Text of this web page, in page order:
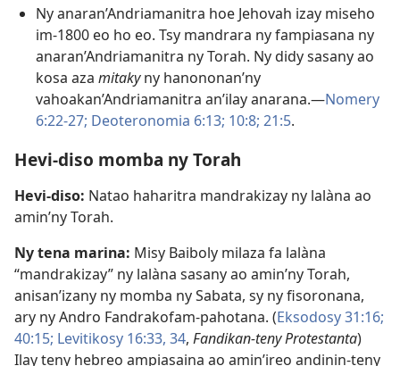
Ny anaran’Andriamanitra hoe Jehovah izay miseho
im-1800 eo ho eo. Tsy mandrara ny fampiasana ny
anaran’Andriamanitra ny Torah. Ny didy sasany ao
kosa aza mitakyny hanononan’ny
vahoakan’Andriamanitra an’ilay anarana.—Nomery
6:22-27; Deoteronomia 6:13; 10:8; 21:5.
Hevi-diso momba ny Torah
Hevi-diso: Natao haharitra mandrakizay ny lalàna ao
amin’ny Torah.
Ny tena marina: Misy Baiboly milaza fa lalàna
“mandrakizay” ny lalàna sasany ao amin’ny Torah,
anisan’izany ny momba ny Sabata, sy ny fisoronana,
ary ny Andro Fandrakofam-pahotana. (Eksodosy 31:16;
40:15; Levitikosy 16:33, 34, Fandikan-teny Protestanta)
Ilay teny hebreo ampiasaina ao amin’ireo andinin-teny